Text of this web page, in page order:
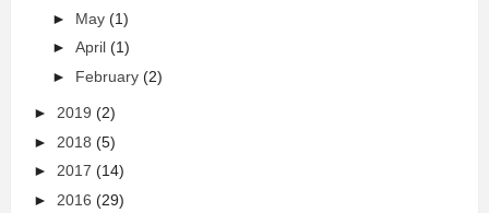
► May (1)
► April (1)
► February (2)
► 2019 (2)
► 2018 (5)
► 2017 (14)
► 2016 (29)